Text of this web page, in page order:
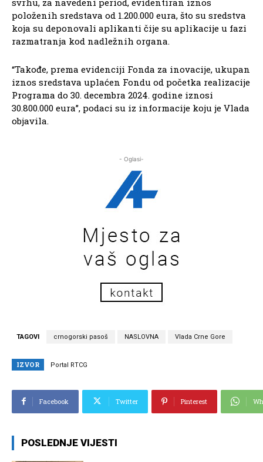
položenih sredstava od 1.200.000 eura, što su sredstva
koja su deponovali aplikanti čije su aplikacije u fazi
razmatranja kod nadležnih organa.
“Takođe, prema evidenciji Fonda za inovacije, ukupan
iznos sredstava uplaćen Fondu od početka realizacije
Programa do 30. decembra 2024. godine iznosi
30.800.000 eura”, podaci su iz informacije koju je Vlada
objavila.
- Oglasi-
TAGOVI crnogorski pasoš NASLOVNA Vlada Crne Gore
IZVOR Portal RTCG
Facebook Twitter Pinterest
POSLEDNJE VIJESTI